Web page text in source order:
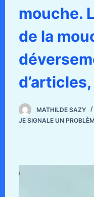
mouche.
de la
MATHILDE SAZY
JE SIGNALE UN